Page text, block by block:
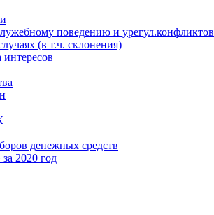
поведению и урегул.конфликтов
(в т.ч. склонения)
денежных средств
2020 год